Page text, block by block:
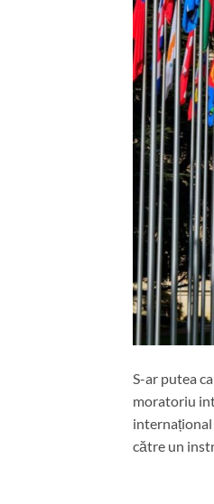
S-ar putea
moratoriu
către un